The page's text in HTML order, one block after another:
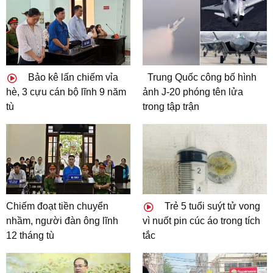
Bảo kê lấn chiếm vỉa
hè, 3 cựu cán bộ lĩnh 9 năm
tù
Trung Quốc công bố hình
ảnh J-20 phóng tên lửa
trong tập trận
Chiếm đoạt tiền chuyển
nhầm, người đàn ông lĩnh
12 tháng tù
Trẻ 5 tuổi suýt tử vong
vì nuốt pin cúc áo trong tích
tắc